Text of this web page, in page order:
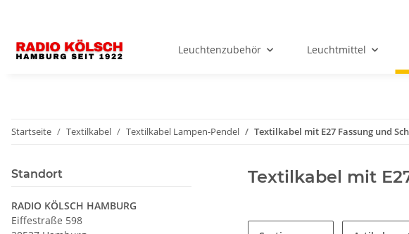
Leuchtenzubehör Leuchtmittel
Startseite Textilkabel Textilkabel Lampen-Pendel Textilkabel mit E27 Fassung und
Textilkabel mit
Standort
RADIO KÖLSCH HAMBURG
Eiffestraße 598